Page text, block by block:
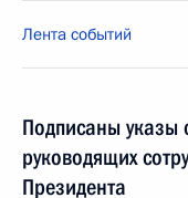
Лента событий
Подписаны указы
руководящих
Президента